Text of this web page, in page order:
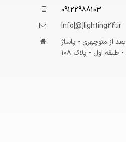
09122988103
Info[@]lighting24.ir
از منوچهری - پاساژ
- طبقه اول - پلاک ۱۰۸